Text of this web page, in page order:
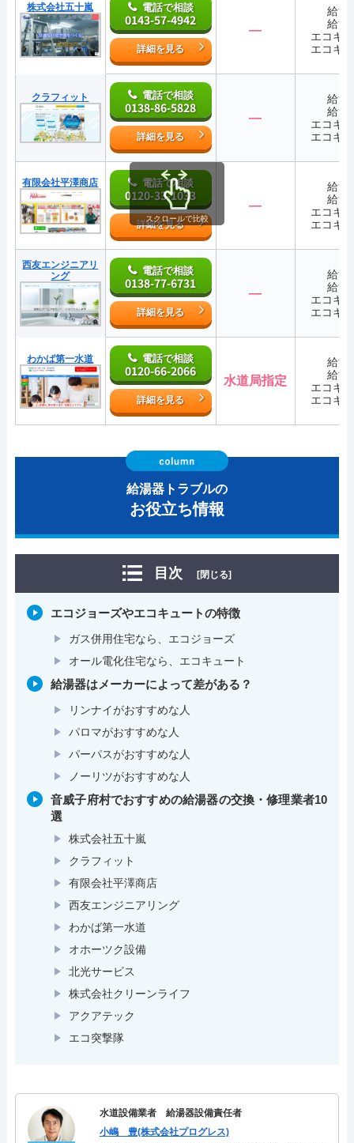
株式会社五十嵐 電話で相談
0143-57-4942
詳細を見る
―
給湯
給湯
エコキ
エコキ
クラフィット 電話で相談
0138-86-5828
詳細を見る
―
給湯
給湯
エコキ
エコキ
有限会社平澤商店 電話で相談
0120-33-1033
詳細を見る
―
給湯
給湯
エコキ
エコキ
西友エンジニアリ
ング
電話で相談
0138-77-6731
詳細を見る
―
給湯
給湯
エコキ
エコキ
わかば第一水道 電話で相談
0120-66-2066
詳細を見る
水道局指定
給湯
給湯
エコキ
エコキ
スクロールで比較
給湯器トラブルの
お役立ち情報
目次 [閉じる]
エコジョーズやエコキュートの特徴
ガス併用住宅なら、エコジョーズ
オール電化住宅なら、エコキュート
給湯器はメーカーによって差がある？
リンナイがおすすめな人
パロマがおすすめな人
パーパスがおすすめな人
ノーリツがおすすめな人
音威子府村でおすすめの給湯器の交換・修理業者10
選
株式会社五十嵐
クラフィット
有限会社平澤商店
西友エンジニアリング
わかば第一水道
オホーツク設備
北光サービス
株式会社クリーンライフ
アクアテック
エコ突撃隊
水道設備業者 給湯器設備責任者
小嶋 豊(株式会社プログレス)